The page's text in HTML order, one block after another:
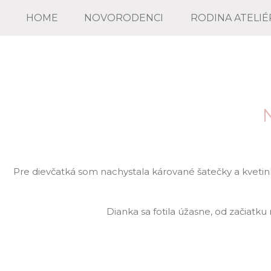
HOME NOVORODENCI RODINA
Pre dievčatká som nachystala kárované šatečky a
Dianka sa fotila úžasne, od